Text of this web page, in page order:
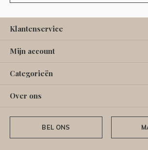
Klantenservice
Mijn account
Categorieën
Over ons
BEL ONS